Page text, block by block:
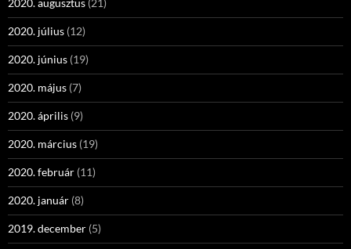
2020. augusztus (21)
2020. július (12)
2020. június (19)
2020. május (7)
2020. április (9)
2020. március (19)
2020. február (11)
2020. január (8)
2019. december (5)